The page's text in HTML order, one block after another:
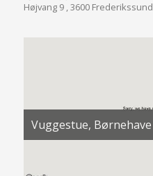
Højvang 9 , 3600 Frederikssund
Vuggestue, Børnehave